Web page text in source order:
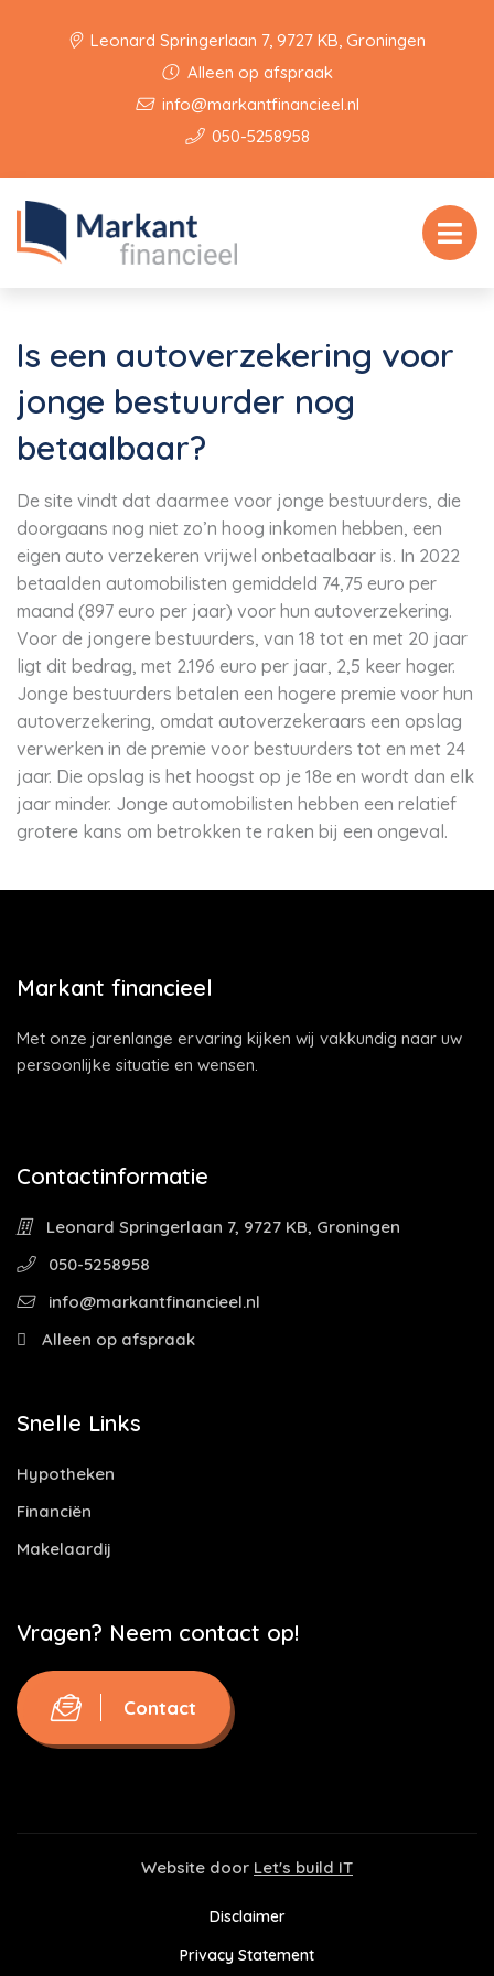
Leonard Springerlaan 7, 9727 KB, Groningen
Alleen op afspraak
info@markantfinancieel.nl
050-5258958
Is een autoverzekering voor
jonge bestuurder nog
betaalbaar?
De site vindt dat daarmee voor jonge bestuurders, die
doorgaans nog niet zo’n hoog inkomen hebben, een
eigen auto verzekeren vrijwel onbetaalbaar is. In 2022
betaalden automobilisten gemiddeld 74,75 euro per
maand (897 euro per jaar) voor hun autoverzekering.
Voor de jongere bestuurders, van 18 tot en met 20 jaar
ligt dit bedrag, met 2.196 euro per jaar, 2,5 keer hoger.
Jonge bestuurders betalen een hogere premie voor hun
autoverzekering, omdat autoverzekeraars een opslag
verwerken in de premie voor bestuurders tot en met 24
jaar. Die opslag is het hoogst op je 18e en wordt dan elk
jaar minder. Jonge automobilisten hebben een relatief
grotere kans om betrokken te raken bij een ongeval.
Markant financieel
Met onze jarenlange ervaring kijken wij vakkundig naar uw
persoonlijke situatie en wensen.
Contactinformatie
Leonard Springerlaan 7, 9727 KB, Groningen
050-5258958
info@markantfinancieel.nl
Alleen op afspraak
Snelle Links
Hypotheken
Financiën
Makelaardij
Vragen? Neem contact op!
Contact
Website door Let's build IT
Disclaimer
Privacy Statement